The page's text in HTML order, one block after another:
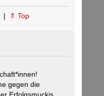
| ⇑ Top
gegen die